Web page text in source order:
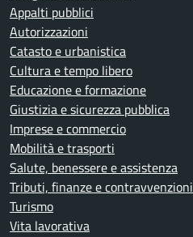
Appalti pubblici
Autorizzazioni
Catasto e urbanistica
Cultura e tempo libero
Educazione e formazione
Giustizia e sicurezza pubblica
Imprese e commercio
Mobilità e trasporti
Salute, benessere e assistenza
Tributi, finanze e contravvenzioni
Turismo
Vita lavorativa